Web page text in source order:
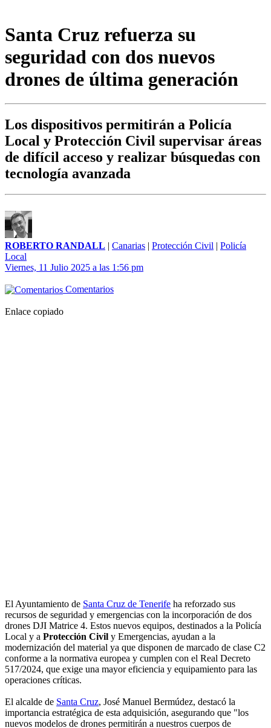
Santa Cruz refuerza su
seguridad con dos nuevos
drones de última generación
Los dispositivos permitirán a Policía
Local y Protección Civil supervisar áreas
de difícil acceso y realizar búsquedas con
tecnología avanzada
ROBERTO RANDALL | Canarias | Protección Civil | Policía
Local
Viernes, 11 Julio 2025 a las 1:56 pm
Comentarios
Enlace copiado
El Ayuntamiento de Santa Cruz de Tenerife ha reforzado sus
recursos de seguridad y emergencias con la incorporación de dos
drones DJI Matrice 4. Estos nuevos equipos, destinados a la Policía
Local y a Protección Civil y Emergencias, ayudan a la
modernización del material ya que disponen de marcado de clase C2
conforme a la normativa europea y cumplen con el Real Decreto
517/2024, que exige una mayor eficiencia y equipamiento para las
operaciones críticas.
El alcalde de Santa Cruz, José Manuel Bermúdez, destacó la
importancia estratégica de esta adquisición, asegurando que "los
nuevos modelos de drones permitirán a nuestros cuerpos de